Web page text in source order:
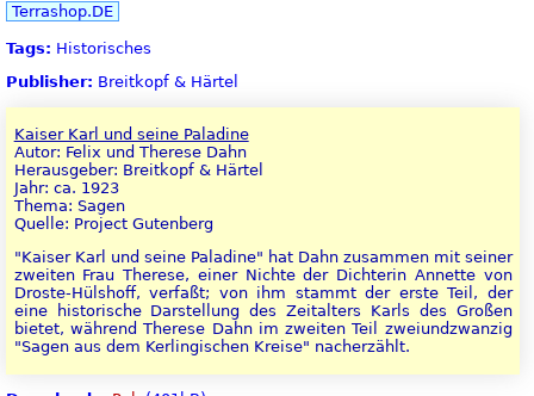
Terrashop.DE
Tags: Historisches
Publisher: Breitkopf & Härtel
Kaiser Karl und seine Paladine
Autor: Felix und Therese Dahn
Herausgeber: Breitkopf & Härtel
Jahr: ca. 1923
Thema: Sagen
Quelle: Project Gutenberg
"Kaiser Karl und seine Paladine" hat Dahn zusammen mit seiner
zweiten Frau Therese, einer Nichte der Dichterin Annette von
Droste-Hülshoff, verfaßt; von ihm stammt der erste Teil, der
eine historische Darstellung des Zeitalters Karls des Großen
bietet, während Therese Dahn im zweiten Teil zweiundzwanzig
"Sagen aus dem Kerlingischen Kreise" nacherzählt.